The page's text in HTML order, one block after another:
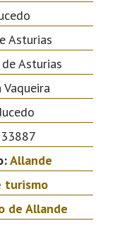
Asturias
Asturias
Allande
turismo
de Allande